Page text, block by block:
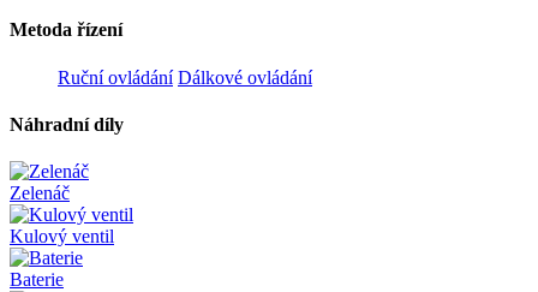
Metoda řízení
Ruční ovládání Dálkové ovládání
Náhradní díly
Zelenáč
Kulový ventil
Baterie